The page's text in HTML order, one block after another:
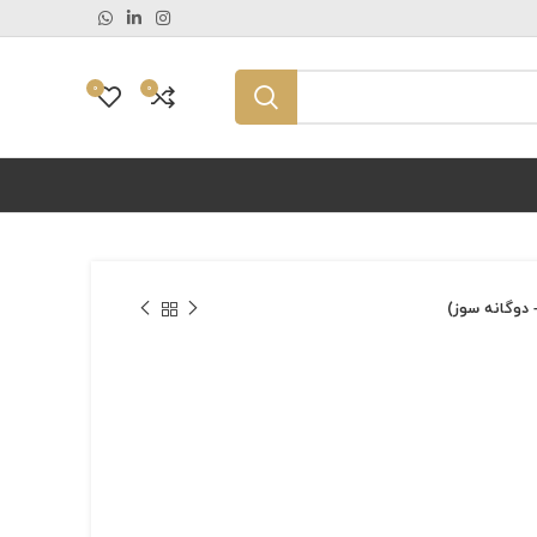
0
0
دوگانه سوز)